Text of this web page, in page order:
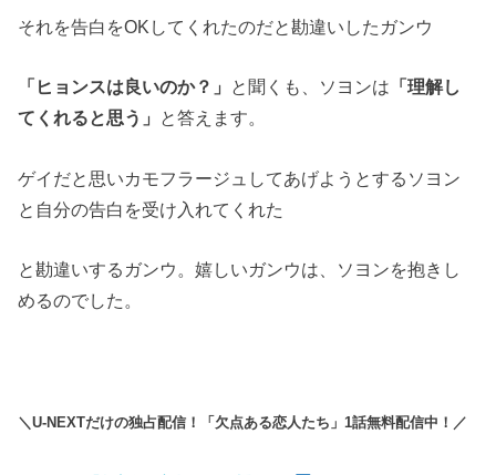
それを告白をOKしてくれたのだと勘違いしたガンウ
「ヒョンスは良いのか？」 と聞くも、ソヨンは 「理解し
てくれると思う」 と答えます。
ゲイだと思いカモフラージュしてあげようとするソヨン
と自分の告白を受け入れてくれた
と勘違いするガンウ。嬉しいガンウは、ソヨンを抱きし
めるのでした。
＼U-NEXTだけの独占配信！「欠点ある恋人たち」1話無料配信中！／